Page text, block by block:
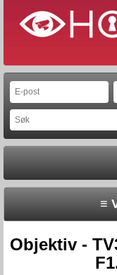
≡
Objektiv -